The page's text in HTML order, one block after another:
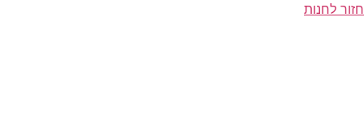
חזור לחנות